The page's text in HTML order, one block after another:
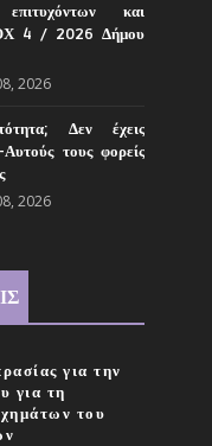
και
4 / 2026 Δήμου
2026
Δεν έχεις
τους φορείς
2026
για την
για τη
του